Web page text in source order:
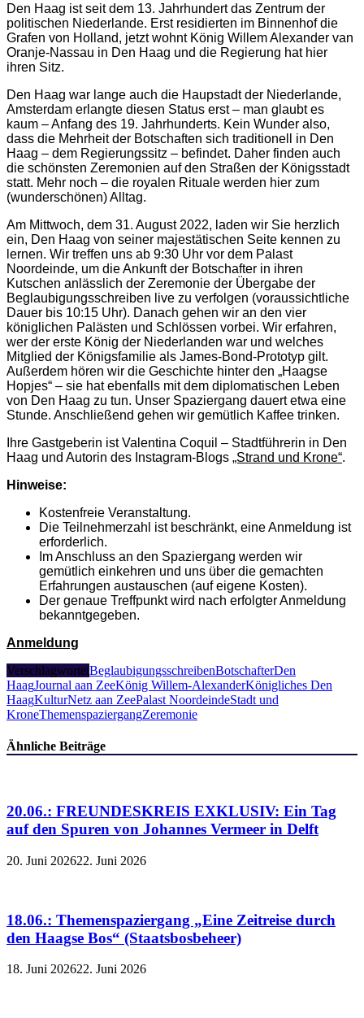
Den Haag ist seit dem 13. Jahrhundert das Zentrum der
politischen Niederlande. Erst residierten im Binnenhof die
Grafen von Holland, jetzt wohnt König Willem Alexander van
Oranje-Nassau in Den Haag und die Regierung hat hier
ihren Sitz.
Den Haag war lange auch die Haupstadt der Niederlande,
Amsterdam erlangte diesen Status erst – man glaubt es
kaum – Anfang des 19. Jahrhunderts. Kein Wunder also,
dass die Mehrheit der Botschaften sich traditionell in Den
Haag – dem Regierungssitz – befindet. Daher finden auch
die schönsten Zeremonien auf den Straßen der Königsstadt
statt. Mehr noch – die royalen Rituale werden hier zum
(wunderschönen) Alltag.
Am Mittwoch, dem 31. August 2022, laden wir Sie herzlich
ein, Den Haag von seiner majestätischen Seite kennen zu
lernen. Wir treffen uns ab 9:30 Uhr vor dem Palast
Noordeinde, um die Ankunft der Botschafter in ihren
Kutschen anlässlich der Zeremonie der Übergabe der
Beglaubigungsschreiben live zu verfolgen (voraussichtliche
Dauer bis 10:15 Uhr). Danach gehen wir an den vier
königlichen Palästen und Schlössen vorbei. Wir erfahren,
wer der erste König der Niederlanden war und welches
Mitglied der Königsfamilie als James-Bond-Prototyp gilt.
Außerdem hören wir die Geschichte hinter den „Haagse
Hopjes“ – sie hat ebenfalls mit dem diplomatischen Leben
von Den Haag zu tun. Unser Spaziergang dauert etwa eine
Stunde. Anschließend gehen wir gemütlich Kaffee trinken.
Ihre Gastgeberin ist Valentina Coquil – Stadtführerin in Den
Haag und Autorin des Instagram-Blogs „Strand und Krone“.
Hinweise:
Kostenfreie Veranstaltung.
Die Teilnehmerzahl ist beschränkt, eine Anmeldung ist
erforderlich.
Im Anschluss an den Spaziergang werden wir
gemütlich einkehren und uns über die gemachten
Erfahrungen austauschen (auf eigene Kosten).
Der genaue Treffpunkt wird nach erfolgter Anmeldung
bekanntgegeben.
Anmeldung
VerschlagwortetBeglaubigungsschreibenBotschafterDen
HaagJournal aan ZeeKönig Willem-AlexanderKönigliches Den
HaagKulturNetz aan ZeePalast NoordeindeStadt und
KroneThemenspaziergangZeremonie
Ähnliche Beiträge
20.06.: FREUNDESKREIS EXKLUSIV: Ein Tag
auf den Spuren von Johannes Vermeer in Delft
20. Juni 202622. Juni 2026
18.06.: Themenspaziergang „Eine Zeitreise durch
den Haagse Bos“ (Staatsbosbeheer)
18. Juni 202622. Juni 2026